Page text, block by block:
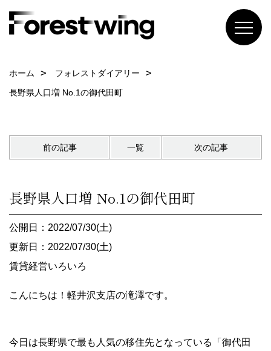
ホーム
フォレストダイアリー
長野県人口増 No.1の御代田町
前の記事 一覧 次の記事
長野県人口増 No.1の御代田町
公開日：2022/07/30(土)
更新日：2022/07/30(土)
賃貸経営いろいろ
こんにちは！軽井沢支店の滝澤です。
今日は長野県で最も人気の移住先となっている「御代田